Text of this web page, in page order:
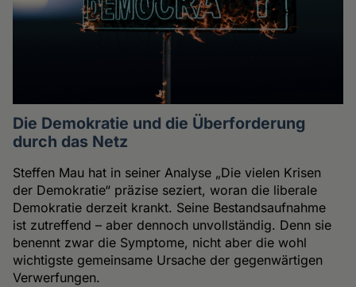
Die Demokratie und die Überforderung
durch das Netz
Steffen Mau hat in seiner Analyse „Die vielen Krisen
der Demokratie“ präzise seziert, woran die liberale
Demokratie derzeit krankt. Seine Bestandsaufnahme
ist zutreffend – aber dennoch unvollständig. Denn sie
benennt zwar die Symptome, nicht aber die wohl
wichtigste gemeinsame Ursache der gegenwärtigen
Verwerfungen.